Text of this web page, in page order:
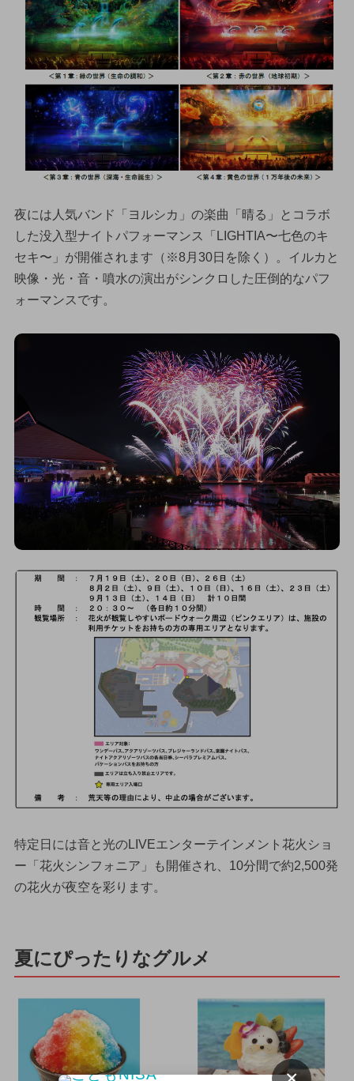
夜には人気バンド「ヨルシカ」の楽曲「晴る」とコラボ
した没入型ナイトパフォーマンス「LIGHTIA〜七色のキ
セキ〜」が開催されます（※8月30日を除く）。イルカと
映像・光・音・噴水の演出がシンクロした圧倒的なパフ
ォーマンスです。
特定日には音と光のLIVEエンターテインメント花火ショ
ー「花火シンフォニア」も開催され、10分間で約2,500発
の花火が夜空を彩ります。
夏にぴったりなグルメ